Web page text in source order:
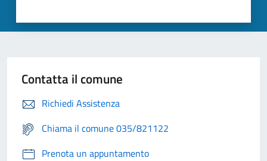
Contatta il comune
Richiedi Assistenza
Chiama il comune 035/821122
Prenota un appuntamento